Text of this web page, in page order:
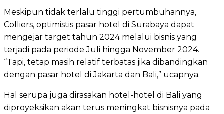
Meskipun tidak terlalu tinggi pertumbuhannya,
Colliers, optimistis pasar hotel di Surabaya dapat
mengejar target tahun 2024 melalui bisnis yang
terjadi pada periode Juli hingga November 2024.
“Tapi, tetap masih relatif terbatas jika dibandingkan
dengan pasar hotel di Jakarta dan Bali,” ucapnya.
Hal serupa juga dirasakan hotel-hotel di Bali yang
diproyeksikan akan terus meningkat bisnisnya pada